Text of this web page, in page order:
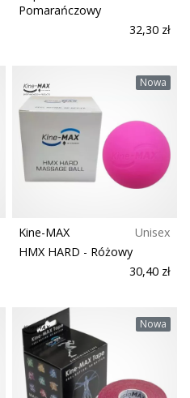
Pomarańczowy
32,30 zł
Nowa
Kine-MAX
Unisex
HMX HARD - Różowy
30,40 zł
Nowa